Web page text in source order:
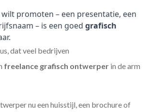
promoten – een presentatie, een
– is een goed grafisch
dat veel bedrijven
freelance grafisch ontwerper in de arm
nu een huisstijl, een brochure of